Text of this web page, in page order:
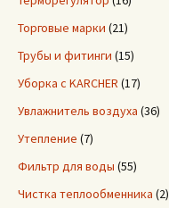
Торговые марки (21)
Трубы и фитинги (15)
Уборка с KARCHER (17)
Увлажнитель воздуха (36)
Утепление (7)
Фильтр для воды (55)
Чистка теплообменника (2)